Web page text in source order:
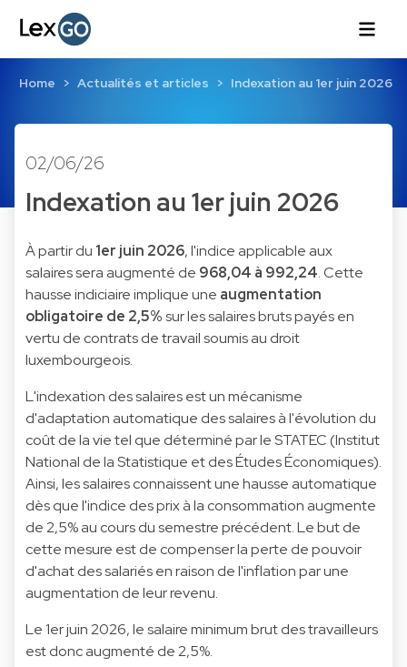
Home Actualités et articles Indexation au 1er juin 2026
02/06/26
Indexation au 1er juin 2026
À partir du 1er juin 2026, l'indice applicable aux
salaires sera augmenté de 968,04 à 992,24. Cette
hausse indiciaire implique une augmentation
obligatoire de 2,5%sur les salaires bruts payés en
vertu de contrats de travail soumis au droit
luxembourgeois.
L'indexation des salaires est un mécanisme
d'adaptation automatique des salaires à l'évolution du
coût de la vie tel que déterminé par le STATEC (Institut
National de la Statistique et des Études Économiques).
Ainsi, les salaires connaissent une hausse automatique
dès que l'indice des prix à la consommation augmente
de 2,5% au cours du semestre précédent. Le but de
cette mesure est de compenser la perte de pouvoir
d'achat des salariés en raison de l'inflation par une
augmentation de leur revenu.
Le 1er juin 2026, le salaire minimum brut des travailleurs
est donc augmenté de 2,5%.